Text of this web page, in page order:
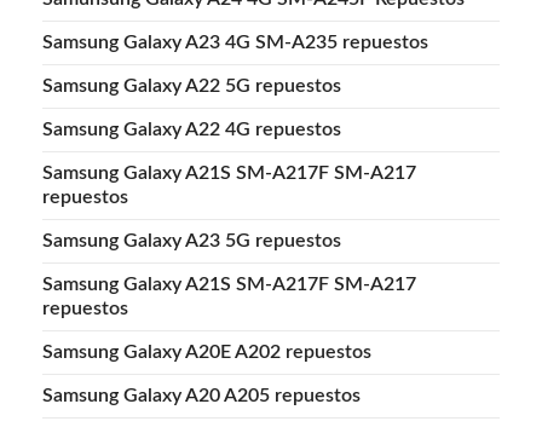
Samsung Galaxy A23 4G SM-A235 repuestos
Samsung Galaxy A22 5G repuestos
Samsung Galaxy A22 4G repuestos
Samsung Galaxy A21S SM-A217F SM-A217
repuestos
Samsung Galaxy A23 5G repuestos
Samsung Galaxy A21S SM-A217F SM-A217
repuestos
Samsung Galaxy A20E A202 repuestos
Samsung Galaxy A20 A205 repuestos